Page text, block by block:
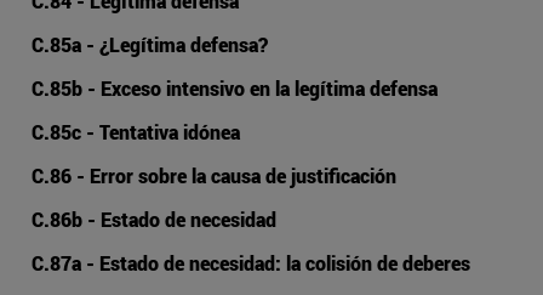
C.85a - ¿Legítima defensa?
C.85b - Exceso intensivo en la legítima defensa
C.85c - Tentativa idónea
C.86 - Error sobre la causa de justificación
C.86b - Estado de necesidad
C.87a - Estado de necesidad: la colisión de deberes